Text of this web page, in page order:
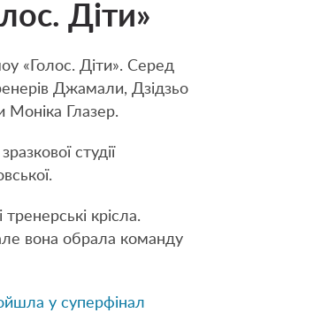
Діти»
«Голос. Діти». Серед
Джамали, Дзідзьо
Моніка Глазер.
студії
крісла.
але вона обрала команду
у суперфінал